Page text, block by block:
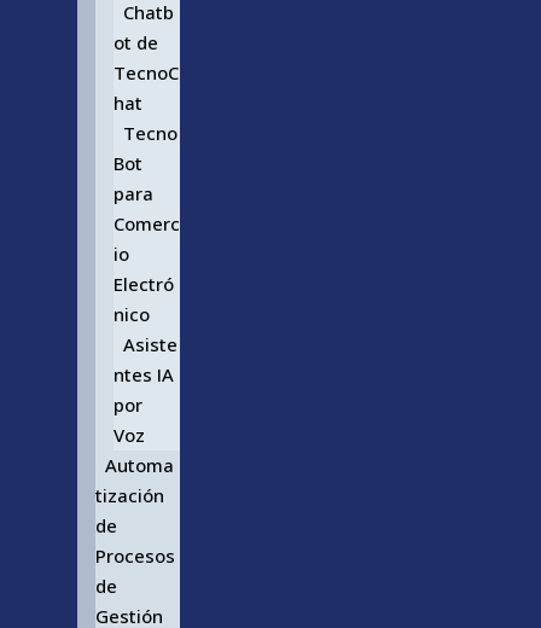
Chatb
ot de
TecnoC
hat
Tecno
Bot
para
Comerc
io
Electró
nico
Asiste
ntes IA
por
Voz
Automa
tización
de
Procesos
de
Gestión